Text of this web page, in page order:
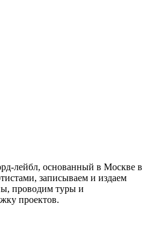
лейбл, основанный в Москве в
записываем и издаем
проводим туры и
проектов.